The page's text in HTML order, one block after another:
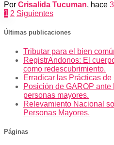
Por Crisalida Tucuman, hace
Paginación
de
1 2 Siguientes
Últimas publicaciones
Tributar para el bien
RegistrAndonos: El
como redescubrimiento.
Erradicar las Prácticas de
Posición de GAROP
personas mayores.
Relevamiento Nacional
Personas Mayores.
Páginas